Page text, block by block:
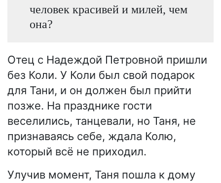
человек красивей и милей, чем
она?
Отец с Надеждой Петровной пришли
без Коли. У Коли был свой подарок
для Тани, и он должен был прийти
позже. На празднике гости
веселились, танцевали, но Таня, не
признаваясь себе, ждала Колю,
который всё не приходил.
Улучив момент, Таня пошла к дому